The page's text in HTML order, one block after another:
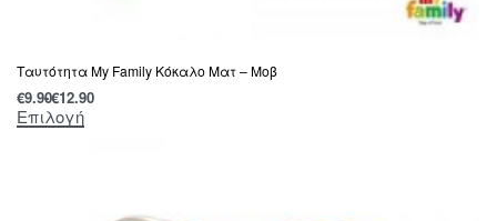
Tαυτότητα Μy Family Κόκαλο Ματ – Μοβ
€9.90€12.90
Επιλογή